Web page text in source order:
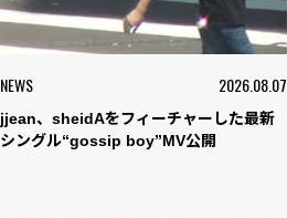
NEWS 2026.08.07
jjean、sheidAをフィーチャーした最新
シングル“gossip boy”MV公開